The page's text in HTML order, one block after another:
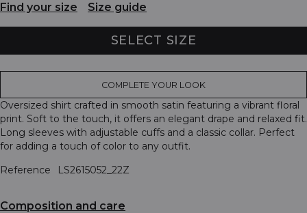
Find your size Size guide
SELECT SIZE
COMPLETE YOUR LOOK
Oversized shirt crafted in smooth satin featuring a vibrant floral
print. Soft to the touch, it offers an elegant drape and relaxed fit.
Long sleeves with adjustable cuffs and a classic collar. Perfect
for adding a touch of color to any outfit.
Reference
LS2615052_22Z
Composition and care